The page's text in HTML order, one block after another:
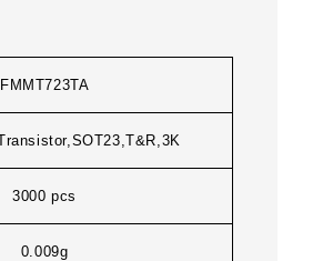
FMMT723TA
3000 pcs
0.009g